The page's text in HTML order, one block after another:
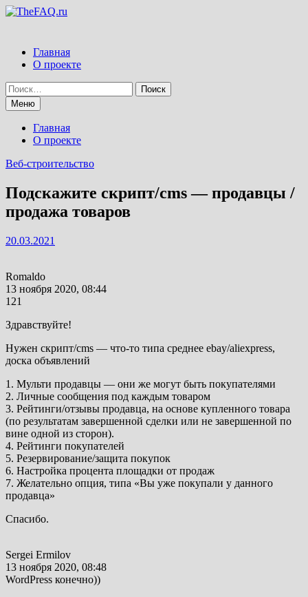
Перейти
Главная
О проекте
Найти:
Меню
Главная
О проекте
Веб-строительство
Подскажите скрипт/cms — продавцы /
продажа товаров
20.03.2021
Romaldo
13 ноября 2020, 08:44
121
Здравствуйте!
Нужен скрипт/cms — что-то типа среднее ebay/aliexpress,
доска объявлений
1. Мульти продавцы — они же могут быть покупателями
2. Личные сообщения под каждым товаром
3. Рейтинги/отзывы продавца, на основе купленного товара
(по результатам завершенной сделки или не завершенной по
вине одной из сторон).
4. Рейтинги покупателей
5. Резервирование/защита покупок
6. Настройка процента площадки от продаж
7. Желательно опция, типа «Вы уже покупали у данного
продавца»
Спасибо.
Sergei Ermilov
13 ноября 2020, 08:48
WordPress конечно))